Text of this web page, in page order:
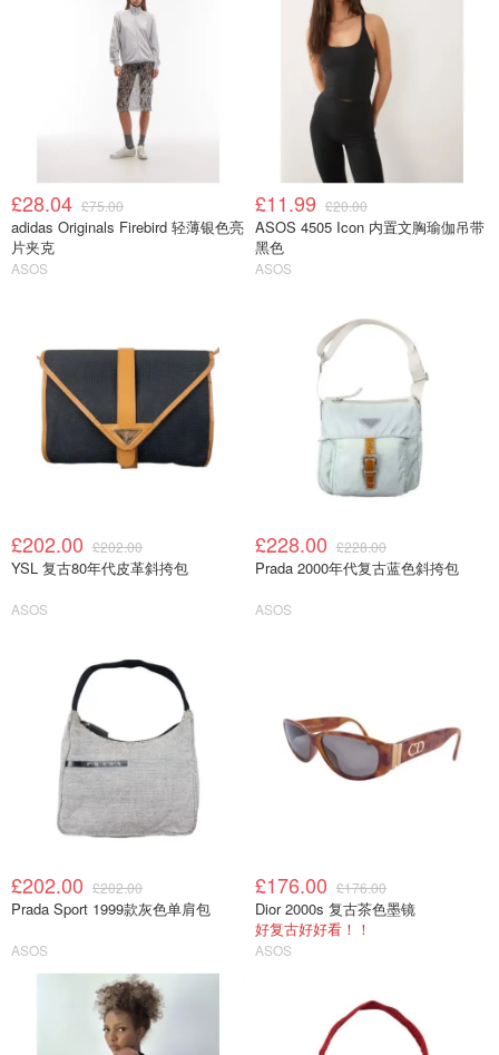
£28.04 £75.00
adidas Originals Firebird 轻薄银色亮
片夹克
ASOS
£11.99 £20.00
ASOS 4505 Icon 内置文胸瑜伽吊带
黑色
ASOS
£202.00 £202.00
YSL 复古80年代皮革斜挎包
ASOS
£228.00 £228.00
Prada 2000年代复古蓝色斜挎包
ASOS
£202.00 £202.00
Prada Sport 1999款灰色单肩包
ASOS
£176.00 £176.00
Dior 2000s 复古茶色墨镜
好复古好好看！！
ASOS